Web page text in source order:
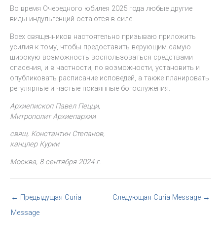
Во время Очередного юбилея 2025 года любые другие
виды индульгенций остаются в силе.
Всех священников настоятельно призываю приложить
усилия к тому, чтобы предоставить верующим самую
широкую возможность воспользоваться средствами
спасения, и в частности, по возможности, установить и
опубликовать расписание исповедей, а также планировать
регулярные и частые покаянные богослужения.
Архиепископ Павел Пецци,
Митрополит Архиепархии
свящ. Константин Степанов,
канцлер Курии
Москва, 8 сентября 2024 г.
← Предыдущая Curia
Message
Следующая Curia Message →